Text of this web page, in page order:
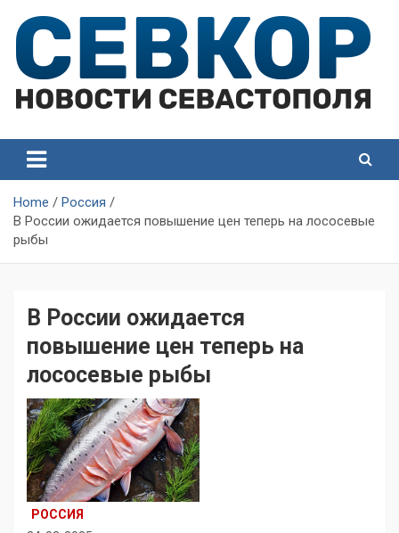
content
Севастополя
Севастополя
Home
Россия
В России ожидается повышение цен теперь на лососевые
рыбы
В России ожидается
повышение цен теперь на
лососевые рыбы
РОССИЯ